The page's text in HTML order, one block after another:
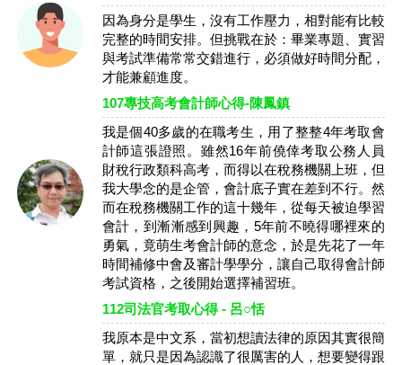
因為身分是學生，沒有工作壓力，相對能有比較
完整的時間安排。但挑戰在於：畢業專題、實習
與考試準備常常交錯進行，必須做好時間分配，
才能兼顧進度。
107專技高考會計師心得-陳鳳鎮
我是個40多歲的在職考生，用了整整4年考取會
計師這張證照。雖然16年前僥倖考取公務人員
財稅行政類科高考，而得以在稅務機關上班，但
我大學念的是企管，會計底子實在差到不行。然
而在稅務機關工作的這十幾年，從每天被迫學習
會計，到漸漸感到興趣，5年前不曉得哪裡來的
勇氣，竟萌生考會計師的意念，於是先花了一年
時間補修中會及審計學學分，讓自己取得會計師
考試資格，之後開始選擇補習班。
112司法官考取心得 - 呂○恬
我原本是中文系，當初想讀法律的原因其實很簡
單，就只是因為認識了很厲害的人，想要變得跟